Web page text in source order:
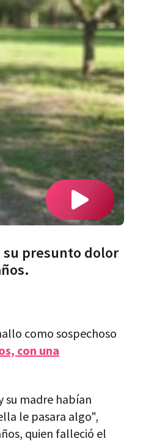
su presunto dolor
como sospechoso
con una
su madre habían
le pasara algo",
quien falleció el